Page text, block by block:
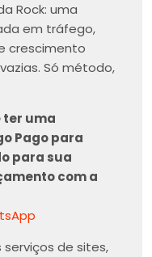
Rock: uma
em tráfego,
crescimento
Só método,
ter uma
Pago para
para sua
com a
de sites,